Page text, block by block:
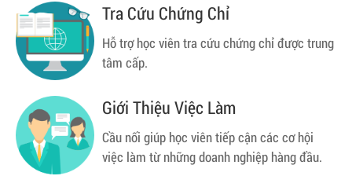
Tra Cứu Chứng Chỉ
Hỗ trợ học viên tra cứu chứng chỉ được trung
tâm cấp.
Giới Thiệu Việc Làm
Cầu nối giúp học viên tiếp cận các cơ hội
việc làm từ những doanh nghiệp hàng đầu.